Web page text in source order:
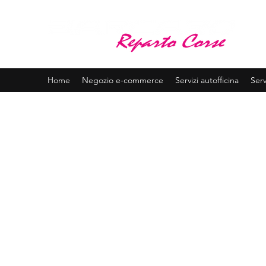
Home Negozio e-commerce Servizi autofficina